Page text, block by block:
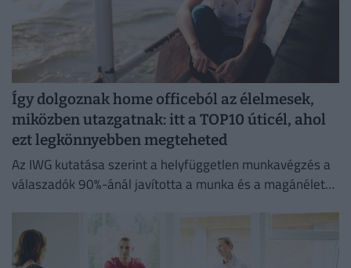
Így dolgoznak home officeból az élelmesek,
miközben utazgatnak: itt a TOP10 úticél, ahol
ezt legkönnyebben megteheted
Az IWG kutatása szerint a helyfüggetlen munkavégzés a
válaszadók 90%-ánál javította a munka és a magánélet